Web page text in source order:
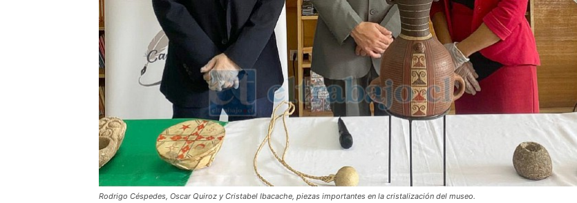
Rodrigo Céspedes, Oscar Quiroz y Cristabel Ibacache, piezas importantes en la cristalización del museo.